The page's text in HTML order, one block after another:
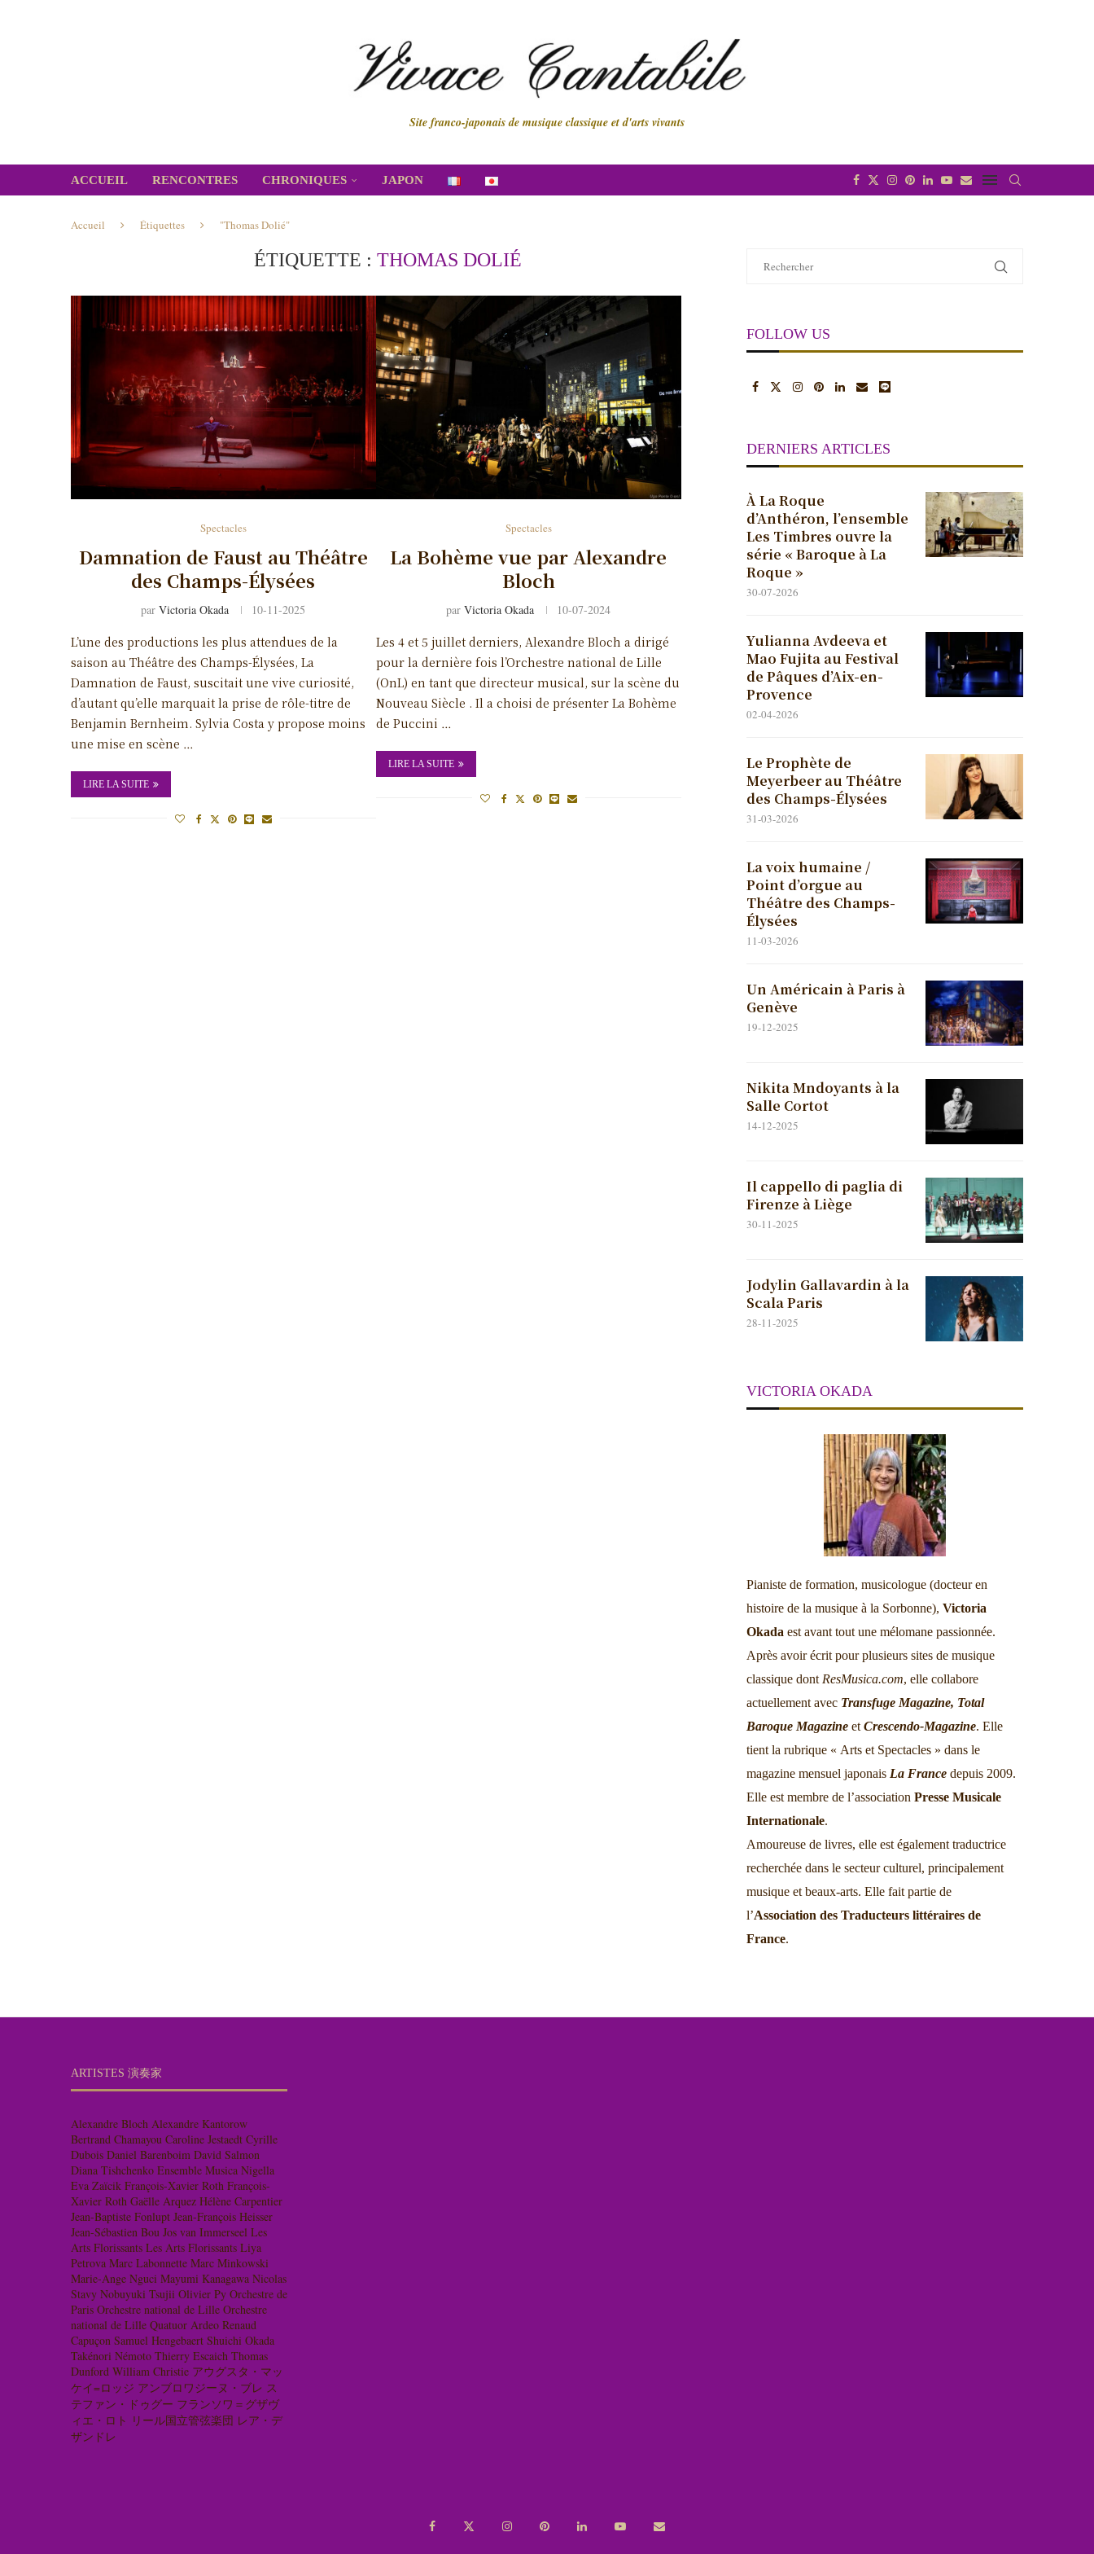
Site franco-japonais de musique classique et d'arts vivants
ACCUEIL RENCONTRES CHRONIQUES JAPON
Accueil Étiquettes "Thomas Dolié"
ÉTIQUETTE :THOMAS DOLIÉ
Spectacles
Damnation de Faust au Théâtre
des Champs-Élysées
parVictoria Okada 10-11-2025
L’une des productions les plus attendues de la
saison au Théâtre des Champs-Élysées, La
Damnation de Faust, suscitait une vive curiosité,
d’autant qu’elle marquait la prise de rôle-titre de
Benjamin Bernheim. Sylvia Costa y propose moins
une mise en scène …
LIRE LA SUITE
Spectacles
La Bohème vue par Alexandre
Bloch
parVictoria Okada 10-07-2024
Les 4 et 5 juillet derniers, Alexandre Bloch a dirigé
pour la dernière fois l’Orchestre national de Lille
(OnL) en tant que directeur musical, sur la scène du
Nouveau Siècle . Il a choisi de présenter La Bohème
de Puccini …
LIRE LA SUITE
FOLLOW US
DERNIERS ARTICLES
À La Roque
d’Anthéron, l’ensemble
Les Timbres ouvre la
série « Baroque à La
Roque »
30-07-2026
Yulianna Avdeeva et
Mao Fujita au Festival
de Pâques d’Aix-en-
Provence
02-04-2026
Le Prophète de
Meyerbeer au Théâtre
des Champs-Élysées
31-03-2026
La voix humaine /
Point d’orgue au
Théâtre des Champs-
Élysées
11-03-2026
Un Américain à Paris à
Genève
19-12-2025
Nikita Mndoyants à la
Salle Cortot
14-12-2025
Il cappello di paglia di
Firenze à Liège
30-11-2025
Jodylin Gallavardin à la
Scala Paris
28-11-2025
VICTORIA OKADA
Pianiste de formation, musicologue (docteur en
histoire de la musique à la Sorbonne), Victoria
Okada est avant tout une mélomane passionnée.
Après avoir écrit pour plusieurs sites de musique
classique dont ResMusica.com, elle collabore
actuellement avec Transfuge Magazine, Total
Baroque Magazine et Crescendo-Magazine. Elle
tient la rubrique « Arts et Spectacles » dans le
magazine mensuel japonais La France depuis 2009.
Elle est membre de l’association Presse Musicale
Internationale.
Amoureuse de livres, elle est également traductrice
recherchée dans le secteur culturel, principalement
musique et beaux-arts. Elle fait partie de
l’Association des Traducteurs littéraires de
France.
ARTISTES 演奏家
Alexandre Bloch Alexandre Kantorow
Bertrand Chamayou Caroline Jestaedt Cyrille
Dubois Daniel Barenboim David Salmon
Diana Tishchenko Ensemble Musica Nigella
Eva Zaïcik François-Xavier Roth François-
Xavier Roth Gaëlle Arquez Hélène Carpentier
Jean-Baptiste Fonlupt Jean-François Heisser
Jean-Sébastien Bou Jos van Immerseel Les
Arts Florissants Les Arts Florissants Liya
Petrova Marc Labonnette Marc Minkowski
Marie-Ange Nguci Mayumi Kanagawa Nicolas
Stavy Nobuyuki Tsujii Olivier Py Orchestre de
Paris Orchestre national de Lille Orchestre
national de Lille Quatuor Ardeo Renaud
Capuçon Samuel Hengebaert Shuichi Okada
Takénori Némoto Thierry Escaich Thomas
Dunford William Christie アウグスタ・マッ
ケイ=ロッジ アンブロワジーヌ・ブレ ス
テファン・ドゥグー フランソワ＝グザヴ
ィエ・ロト リール国立管弦楽団 レア・デ
ザンドレ